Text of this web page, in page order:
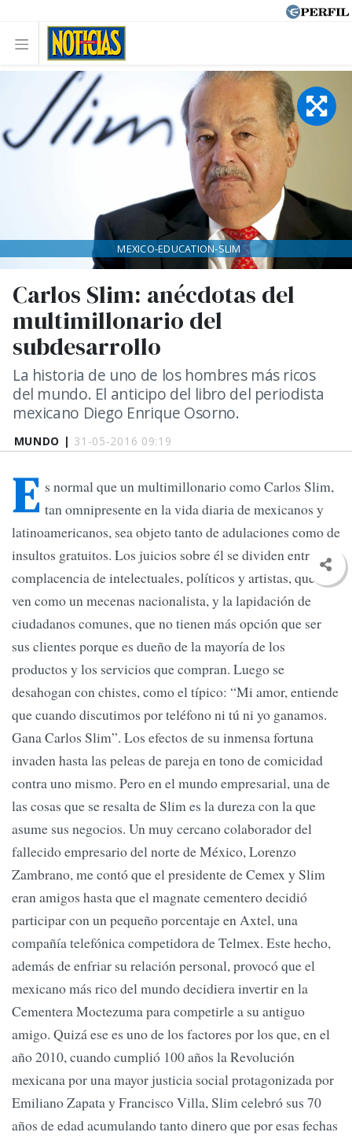
MUNDO | 31-05-2016 09:19
Carlos Slim: anécdotas del
multimillonario del
subdesarrollo
La historia de uno de los hombres más ricos
del mundo. El anticipo del libro del periodista
mexicano Diego Enrique Osorno.
MEXICO-EDUCATION-SLIM
E s normal que un multimillonario como Carlos Slim,
tan omnipresente en la vida diaria de mexicanos y
latinoamericanos, sea objeto tanto de adulaciones como de
insultos gratuitos. Los juicios sobre él se dividen entre la
complacencia de intelectuales, políticos y artistas, que lo
ven como un mecenas nacionalista, y la lapidación de
ciudadanos comunes, que no tienen más opción que ser
sus clientes porque es dueño de la mayoría de los
productos y los servicios que compran. Luego se
desahogan con chistes, como el típico: “Mi amor, entiende
que cuando discutimos por teléfono ni tú ni yo ganamos.
Gana Carlos Slim”. Los efectos de su inmensa fortuna
invaden hasta las peleas de pareja en tono de comicidad
contra uno mismo. Pero en el mundo empresarial, una de
las cosas que se resalta de Slim es la dureza con la que
asume sus negocios. Un muy cercano colaborador del
fallecido empresario del norte de México, Lorenzo
Zambrano, me contó que el presidente de Cemex y Slim
eran amigos hasta que el magnate cementero decidió
participar con un pequeño porcentaje en Axtel, una
compañía telefónica competidora de Telmex. Este hecho,
además de enfriar su relación personal, provocó que el
mexicano más rico del mundo decidiera invertir en la
Cementera Moctezuma para competirle a su antiguo
amigo. Quizá ese es uno de los factores por los que, en el
año 2010, cuando cumplió 100 años la Revolución
mexicana por una mayor justicia social protagonizada por
Emiliano Zapata y Francisco Villa, Slim celebró sus 70
años de edad acumulando tanto dinero que por esas fechas